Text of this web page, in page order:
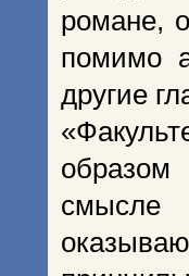
романе,
помимо
другие
образом
смысле